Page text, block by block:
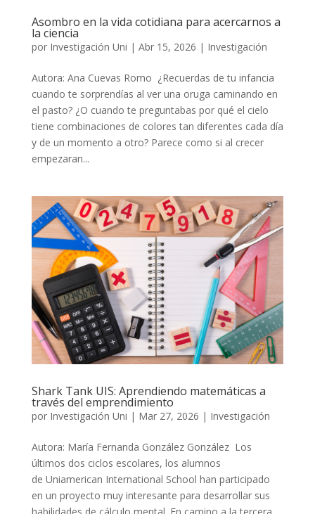
Asombro en la vida cotidiana para acercarnos a
la ciencia
por Investigación Uni | Abr 15, 2026 | Investigación
Autora: Ana Cuevas Romo ¿Recuerdas de tu infancia
cuando te sorprendías al ver una oruga caminando en
el pasto? ¿O cuando te preguntabas por qué el cielo
tiene combinaciones de colores tan diferentes cada día
y de un momento a otro? Parece como si al crecer
empezaran...
Shark Tank UIS: Aprendiendo matemáticas a
través del emprendimiento
por Investigación Uni | Mar 27, 2026 | Investigación
Autora: María Fernanda González González Los
últimos dos ciclos escolares, los alumnos
de Uniamerican International School han participado
en un proyecto muy interesante para desarrollar sus